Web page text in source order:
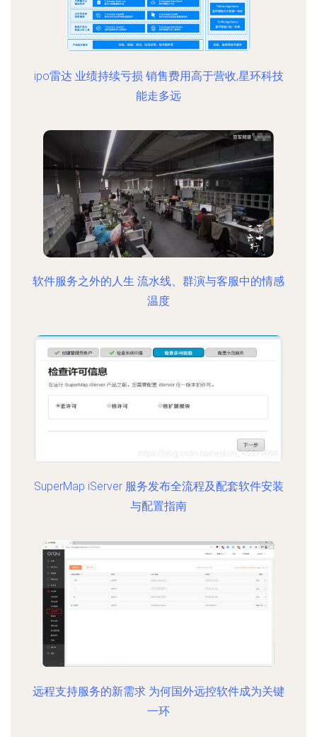
ipo雷达 业绩持续亏损 销售费用高于营收,星环科技
能走多远
软件服务之外的人生 流水线、群演与客服中的情感
温度
SuperMap iServer 服务发布全流程及配套软件安装
与配置指南
远程支持服务的新需求 为何国外远控软件成为关键
一环